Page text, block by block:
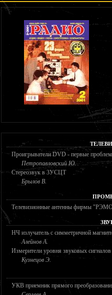
Проигрыватели DVD - первые
Петропавловский Ю.
Стереозвук в 3УСЦТ
Брылов В.
Телевизионные антенны фирмы
НЧ излучатель с симметричной
Алейнов А.
Измерители уровня звуковых сигналов
Кузнецов Э.
УКВ приемник прямого